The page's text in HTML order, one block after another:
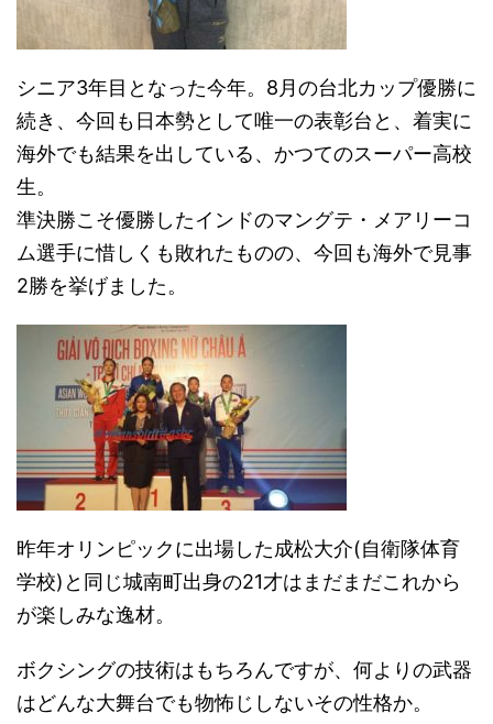
シニア3年目となった今年。8月の台北カップ優勝に
続き、今回も日本勢として唯一の表彰台と、着実に
海外でも結果を出している、かつてのスーパー高校
生。
準決勝こそ優勝したインドのマングテ・メアリーコ
ム選手に惜しくも敗れたものの、今回も海外で見事
2勝を挙げました。
昨年オリンピックに出場した成松大介(自衛隊体育
学校)と同じ城南町出身の21才はまだまだこれから
が楽しみな逸材。
ボクシングの技術はもちろんですが、何よりの武器
はどんな大舞台でも物怖じしないその性格か。